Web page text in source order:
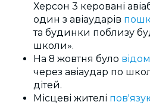
Херсон 3 керовані
один з авіаударів
та будинки поблизу
школи».
На 8 жовтня було
через авіаудар по
дітей.
Місцеві жителі